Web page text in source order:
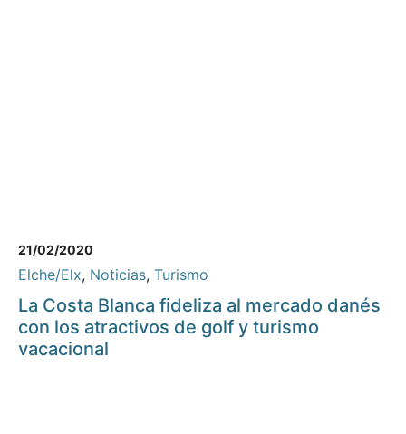
21/02/2020
Elche/Elx, Noticias, Turismo
La Costa Blanca fideliza al mercado danés
con los atractivos de golf y turismo
vacacional